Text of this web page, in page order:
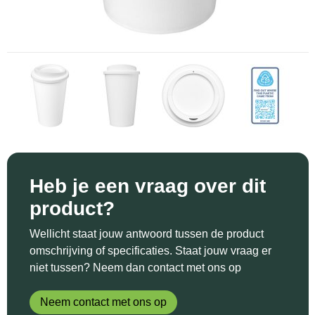
Snoepgoed
Spellen voor binnen en buiten
Themapakketten
Veiligheid, Auto en Fiets
Vrije tijd en Strand
Katoenen draagtassen
Koeltassen en Koelboxen
Koffers en Trolleys
Matrozentassen
Opbergtassen
Opvouwbare tassen
Reflecterende polo's
Regenkleding
Restauranttextiel
Schorten en Sloven
Sweaters
T-Shirts
T-Shirts
Heb je een vraag over dit
product?
Wellicht staat jouw antwoord tussen de product
omschrijving of specificaties. Staat jouw vraag er
niet tussen? Neem dan contact met ons op
Neem contact met ons op